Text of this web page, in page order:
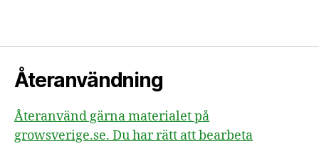
Återanvändning
Återanvänd gärna materialet på
growsverige.se. Du har rätt att bearbeta